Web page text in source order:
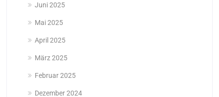
Juni 2025
Mai 2025
April 2025
März 2025
Februar 2025
Dezember 2024